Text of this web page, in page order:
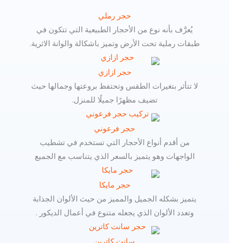
حجر رملي
يُعرَّف بأنه نوع من الأحجار الطبيعية التي تتكون في
طبقات رملية تحت الأرض وتميز باشكالة والوانة الاثرية.
حجر ازازي
لا تتأثر بتغيرات الطقس وتحتفظ بروعتها وجمالها حيث
تضيف مظهرًا جميلًا للمنزل.
حجر فرعوني
من أقدم أنواع الأحجار التي تستخدم في تشطيب
الواجهات وهو يتميز بالسعر الذي يتناسب مع الجميع
حجر مايكا
يتميز بشكله الجميل والمميز من حيث الألوان الجذابة
وتعدد الألوان الذي يجعله متنوع في أعمال الديكور .